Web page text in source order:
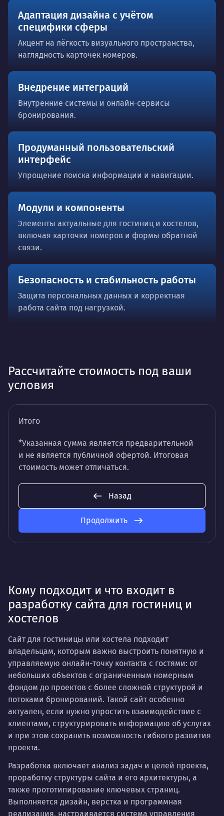
Адаптация дизайна с учётом
специфики сферы
Акцент на лёгкость визуального пространства,
наглядность карточек номеров.
Внедрение интеграций
Внутренние системы и онлайн-сервисы
бронирования.
Продуманный пользовательский
интерфейс
Упрощение поиска информации и навигации.
Модули и компоненты
Элементы актуальные для гостиниц и хостелов,
включая карточки номеров и формы обратной
связи.
Безопасность и стабильность работы
Защита персональных данных и корректная
работа сайта под нагрузкой.
Рассчитайте стоимость под ваши
условия
Итого
*Указанная сумма является предварительной
и не является публичной офертой. Итоговая
стоимость может отличаться.
Назад
Продолжить
Кому подходит и что входит в
разработку сайта для гостиниц и
хостелов
Сайт для гостиницы или хостела подходит
владельцам, которым важно выстроить понятную и
управляемую онлайн-точку контакта с гостями: от
небольших объектов с ограниченным номерным
фондом до проектов с более сложной структурой и
потоками бронирований. Такой сайт особенно
актуален, если нужно упростить взаимодействие с
клиентами, структурировать информацию об услугах
и при этом сохранить возможность гибкого развития
проекта.
Разработка включает анализ задач и целей проекта,
проработку структуры сайта и его архитектуры, а
также прототипирование ключевых страниц.
Выполняется дизайн, верстка и программная
реализация, настраивается система управления